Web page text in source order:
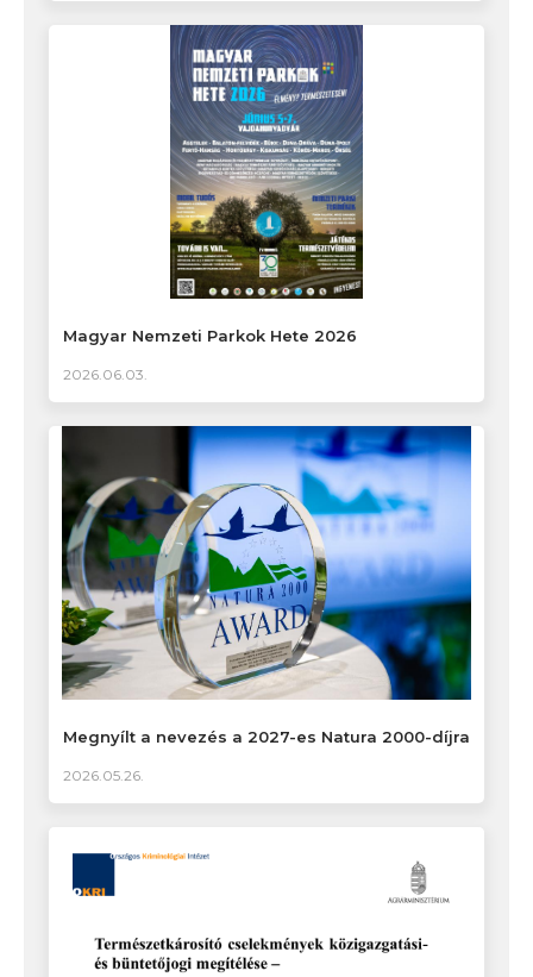
Magyar Nemzeti Parkok Hete 2026
2026.06.03.
Megnyílt a nevezés a 2027-es Natura 2000-díjra
2026.05.26.